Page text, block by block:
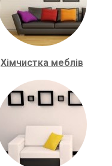
Хімчистка меблів